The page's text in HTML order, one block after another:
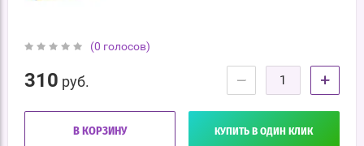
(0 голосов)
310 руб. − +
В КОРЗИНУ КУПИТЬ В ОДИН КЛИК